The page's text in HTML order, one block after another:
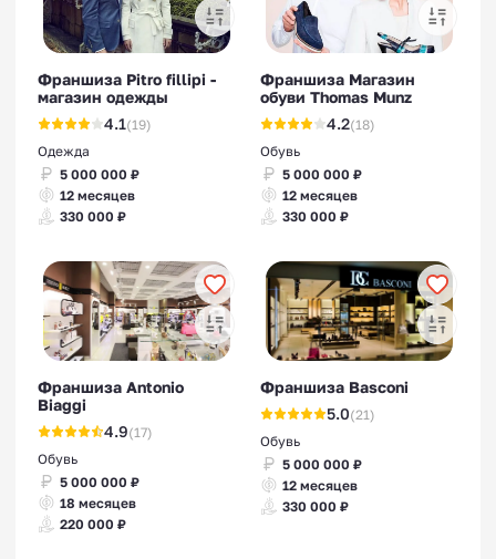
Франшиза Pitro fillipi -
магазин одежды
4.1(19)
Одежда
5 000 000 ₽
12 месяцев
330 000 ₽
Франшиза Магазин
обуви Thomas Munz
4.2(18)
Обувь
5 000 000 ₽
12 месяцев
330 000 ₽
Франшиза Antonio
Biaggi
4.9(17)
Обувь
5 000 000 ₽
18 месяцев
220 000 ₽
Франшиза Basconi
5.0(21)
Обувь
5 000 000 ₽
12 месяцев
330 000 ₽